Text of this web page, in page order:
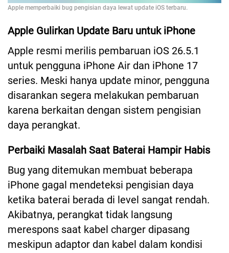
Apple memperbaiki bug pengisian daya lewat update iOS terbaru.
Apple Gulirkan Update Baru untuk iPhone
Apple resmi merilis pembaruan iOS 26.5.1
untuk pengguna iPhone Air dan iPhone 17
series. Meski hanya update minor, pengguna
disarankan segera melakukan pembaruan
karena berkaitan dengan sistem pengisian
daya perangkat.
Perbaiki Masalah Saat Baterai Hampir Habis
Bug yang ditemukan membuat beberapa
iPhone gagal mendeteksi pengisian daya
ketika baterai berada di level sangat rendah.
Akibatnya, perangkat tidak langsung
merespons saat kabel charger dipasang
meskipun adaptor dan kabel dalam kondisi